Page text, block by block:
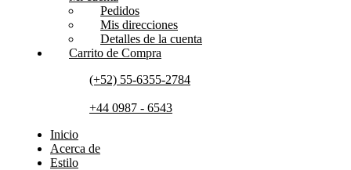
Pedidos
Mis direcciones
Detalles de la cuenta
Carrito de Compra
(+52) 55-6355-2784
+44 0987 - 6543
Inicio
Acerca de
Estilo